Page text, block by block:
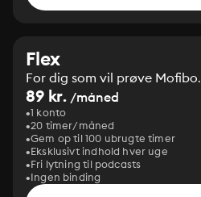
Flex
For dig som vil prøve Mofibo.
89 kr. /måned
1 konto
20 timer/måned
Gem op til 100 ubrugte timer
Eksklusivt indhold hver uge
Fri lytning til podcasts
Ingen binding